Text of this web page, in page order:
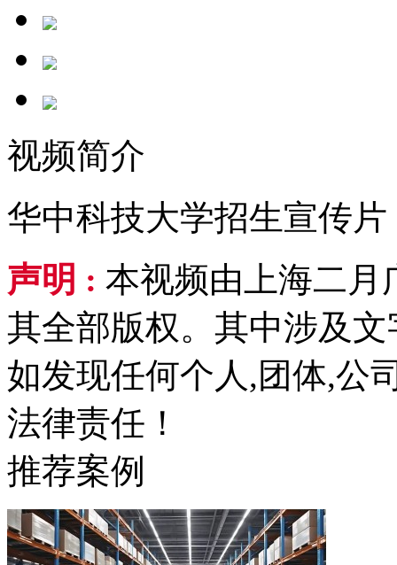
视频简介
华中科技大学招生宣传片
声明 : 本视频由上海二月
其全部版权。其中涉及
如发现任何个人,团体,公
法律责任！
推荐案例